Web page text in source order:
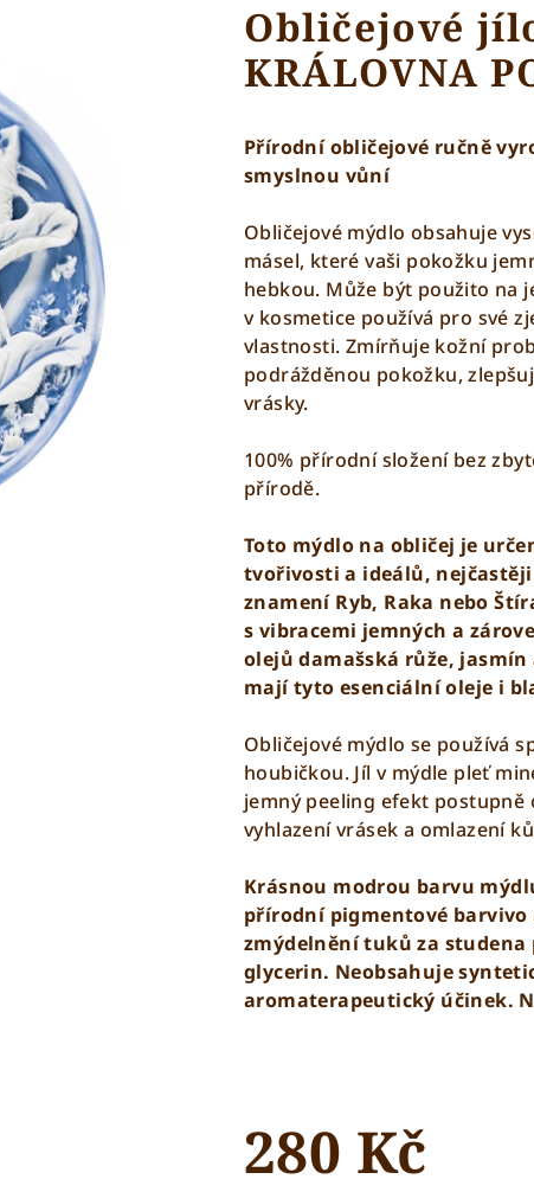
Obličejové
KRÁLOVNA
Přírodní obličejové ručně
smyslnou vůní
Obličejové mýdlo obsahuje
másel, které vaši pokožku
hebkou. Může být použito na
v kosmetice používá pro své
vlastnosti. Zmírňuje kožní
podrážděnou pokožku,
vrásky.
100% přírodní složení bez
přírodě.
Toto mýdlo na obličej je
tvořivosti a ideálů,
znamení Ryb, Raka neboŠ
s vibracemi jemných a
olejů damašská růže,
mají tyto esenciální oleje i
Obličejové mýdlo se používá
houbičkou. Jíl v mýdle pleť
jemný peeling efekt
vyhlazení vrásek a omlazení
Krásnou modrou barvu
přírodní pigmentové
zmýdelnění tuků za
glycerin. Neobsahuje
aromaterapeutický účinek.
280 Kč